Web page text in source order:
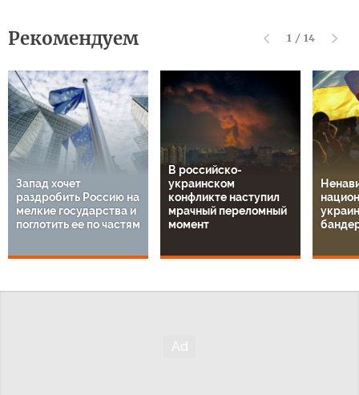
Рекомендуем 1 / 14
Запад хочет
раздробить Россию на
мелкие государства и
поглотить ее по частям
В российско-
украинском
конфликте наступил
мрачный переломный
момент